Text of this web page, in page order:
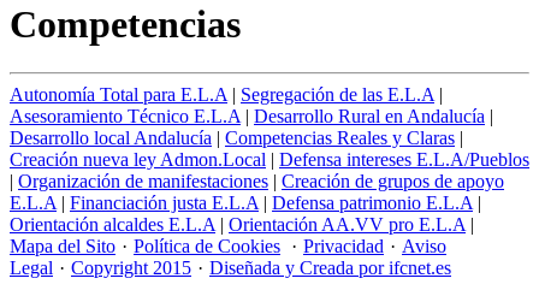
Competencias
Autonomía Total para E.L.A | Segregación de las E.L.A |
Asesoramiento Técnico E.L.A | Desarrollo Rural en Andalucía |
Desarrollo local Andalucía | Competencias Reales y Claras |
Creación nueva ley Admon.Local | Defensa intereses E.L.A/Pueblos
| Organización de manifestaciones | Creación de grupos de apoyo
E.L.A | Financiación justa E.L.A | Defensa patrimonio E.L.A |
Orientación alcaldes E.L.A | Orientación AA.VV pro E.L.A |
Mapa del Sito · Política de Cookies · Privacidad · Aviso
Legal · Copyright 2015 · Diseñada y Creada por ifcnet.es